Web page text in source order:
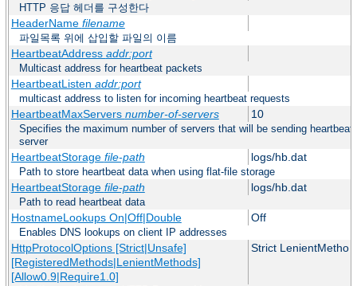
HTTP 응답 헤더를 구성한다
HeaderName filename
파일목록 위에 삽입할 파일의 이름
HeartbeatAddress addr:port
Multicast address for heartbeat packets
HeartbeatListen addr:port
multicast address to listen for incoming heartbeat requests
HeartbeatMaxServers number-of-servers 10
Specifies the maximum number of servers that will be sending
server
HeartbeatStorage file-path logs/hb.dat
Path to store heartbeat data when using flat-file storage
HeartbeatStorage file-path logs/hb.dat
Path to read heartbeat data
HostnameLookups On|Off|Double Off
Enables DNS lookups on client IP addresses
HttpProtocolOptions [Strict|Unsafe]
[RegisteredMethods|LenientMethods]
[Allow0.9|Require1.0]
Strict LenientMetho